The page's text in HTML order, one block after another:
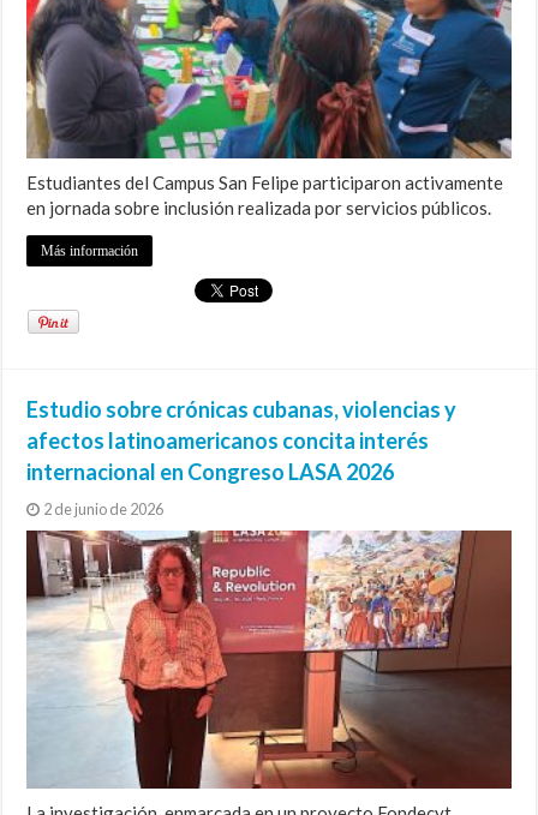
Estudiantes del Campus San Felipe participaron activamente
en jornada sobre inclusión realizada por servicios públicos.
Más información
Estudio sobre crónicas cubanas, violencias y
afectos latinoamericanos concita interés
internacional en Congreso LASA 2026
2 de junio de 2026